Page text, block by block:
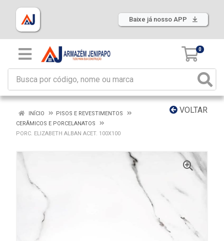
Baixe já nosso APP
0
VOLTAR
INÍCIO
PISOS E REVESTIMENTOS
CERÂMICOS E PORCELANATOS
PORC. ELIZABETH ALBAN ACET. 100X100